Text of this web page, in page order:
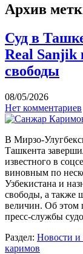
Архив
Суд в
Real Sanjik
свободы
08/05/2026
Нет комментариев
В Мирзо-
Ташкента
известного в
виновным по
Узбекистана и
свободы, а также
величин. Об этом
пресс-службы
Раздел: Новости и
каримов